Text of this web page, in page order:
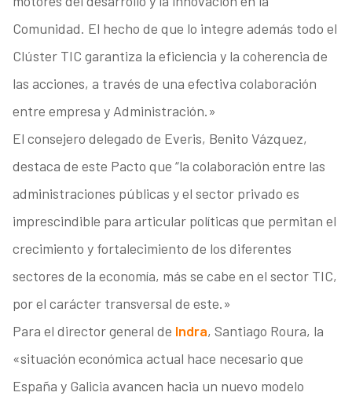
Comunidad. El hecho de que lo integre además todo el
Clúster TIC garantiza la eficiencia y la coherencia de
las acciones, a través de una efectiva colaboración
entre empresa y Administración.»
El consejero delegado de Everis, Benito Vázquez,
destaca de este Pacto que “la colaboración entre las
administraciones públicas y el sector privado es
imprescindible para articular políticas que permitan el
crecimiento y fortalecimiento de los diferentes
sectores de la economía, más se cabe en el sector TIC,
por el carácter transversal de este.»
Para el director general de Indra, Santiago Roura, la
«situación económica actual hace necesario que
España y Galicia avancen hacia un nuevo modelo